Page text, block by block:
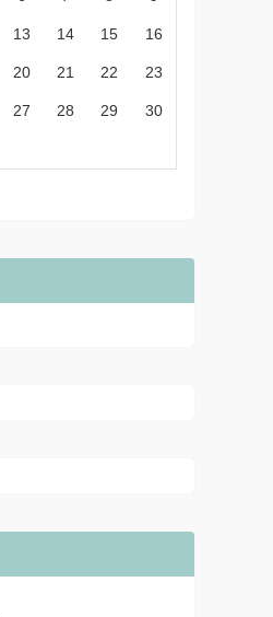
13 14 15 16
20 21 22 23
27 28 29 30